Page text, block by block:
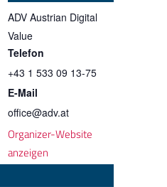
ADV Austrian Digital
Value
Telefon
+43 1 533 09 13-75
E-Mail
office@adv.at
Organizer-Website
anzeigen